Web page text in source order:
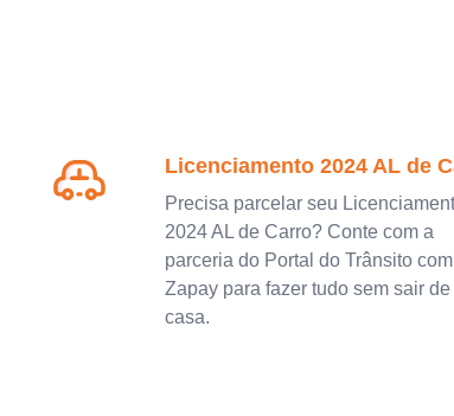
Licenciamento 2024 AL de
Precisa parcelar seu
2024 AL de Carro? Conte com a
parceria do Portal do Trânsito
Zapay para fazer tudo sem sair de
casa.